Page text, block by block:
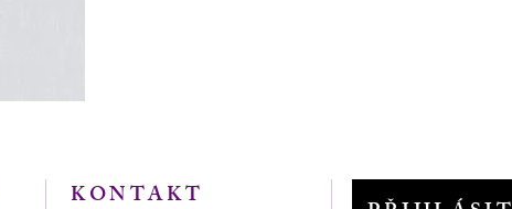
KONTAKT